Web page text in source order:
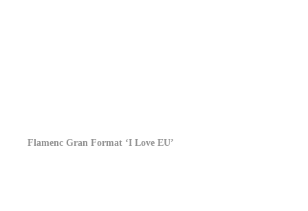
Flamenc Gran Format ‘I Love EU’